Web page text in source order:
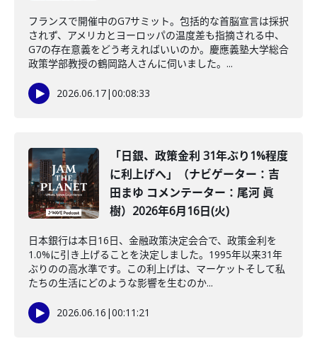
フランスで開催中のG7サミット。包括的な首脳宣言は採択
されず、アメリカとヨーロッパの温度差も指摘される中、
G7の存在意義をどう考えればいいのか。慶應義塾大学総合
政策学部教授の鶴岡路人さんに伺いました。...
2026.06.17|00:08:33
「日銀、政策金利 31年ぶり1%程度
に利上げへ」（ナビゲーター：吉
田まゆ コメンテーター：尾河 眞
樹）2026年6月16日(火)
日本銀行は本日16日、金融政策決定会合で、政策金利を
1.0%に引き上げることを決定しました。1995年以来31年
ぶりのの高水準です。この利上げは、マーケットそして私
たちの生活にどのような影響を生むのか...
2026.06.16 |00:11:21